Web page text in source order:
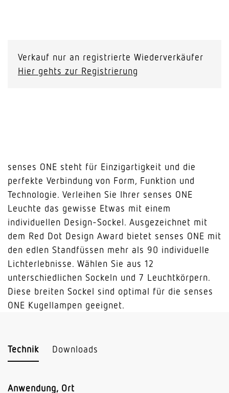
Sockel
Verkauf nur an registrierte Wiederverkäufer
Hier gehts zur Registrierung
senses ONE steht für Einzigartigkeit und die
perfekte Verbindung von Form, Funktion und
Technologie. Verleihen Sie Ihrer senses ONE
Leuchte das gewisse Etwas mit einem
individuellen Design-Sockel. Ausgezeichnet mit
dem Red Dot Design Award bietet senses ONE mit
den edlen Standfüssen mehr als 90 individuelle
Lichterlebnisse. Wählen Sie aus 12
unterschiedlichen Sockeln und 7 Leuchtkörpern.
Diese breiten Sockel sind optimal für die senses
ONE Kugellampen geeignet.
Technik Downloads
Anwendung, Ort